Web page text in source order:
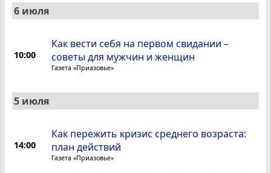
6 июля
10:00
Как вести себя на первом свидании –
советы для мужчин и женщин
Газета «Приазовье»
5 июля
14:00
Как пережить кризис среднего возраста:
план действий
Газета «Приазовье»